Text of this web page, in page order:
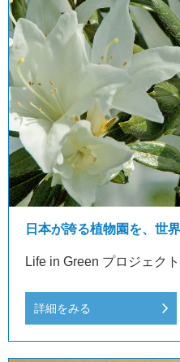
日本が誇る植物園を、世
Life in Green プロジェク
詳細をみる